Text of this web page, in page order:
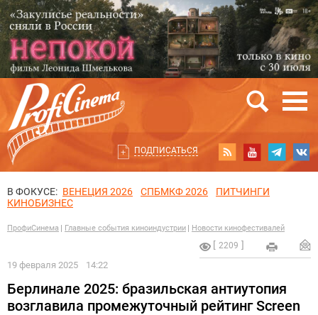
ПОДПИСАТЬСЯ
В ФОКУСЕ: ВЕНЕЦИЯ 2026 СПБМКФ 2026
ПИТЧИНГИ
КИНОБИЗНЕС
ПрофиСинема Главные события киноиндустрии Новости кинофестивалей
2209
19 февраля 2025 14:22
Берлинале 2025: бразильская антиутопия
возглавила промежуточный рейтинг Screen